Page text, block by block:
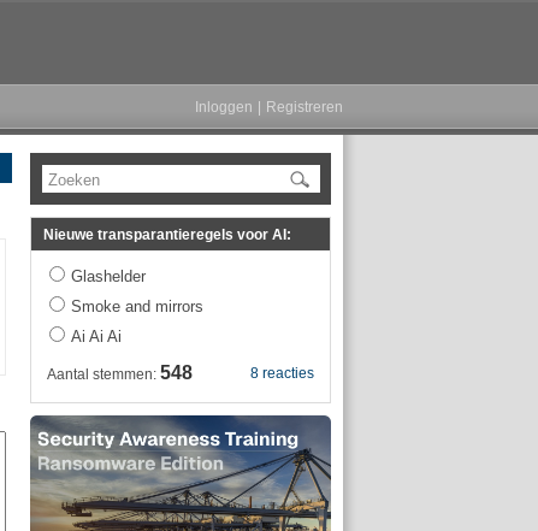
Inloggen Registreren
Zoeken
Nieuwe transparantieregels voor AI:
Glashelder
Smoke and mirrors
Ai Ai Ai
8 reacties
Aantal stemmen: 548